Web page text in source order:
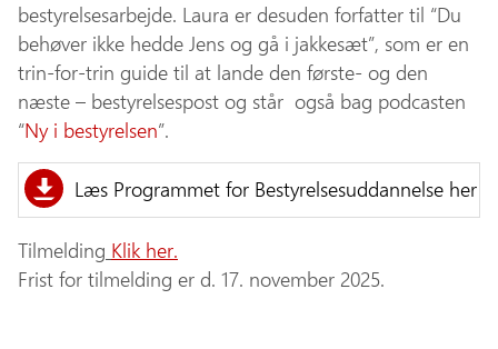
bestyrelsesarbejde. Laura er desuden forfatter til “Du
behøver ikke hedde Jens og gå i jakkesæt”, som er en
trin-for-trin guide til at lande den første- og den
næste – bestyrelsespost og står også bag podcasten
“Ny i bestyrelsen”.
Læs Programmet for Bestyrelsesuddannelse her
Tilmelding Klik her.
Frist for tilmelding er d. 17. november 2025.